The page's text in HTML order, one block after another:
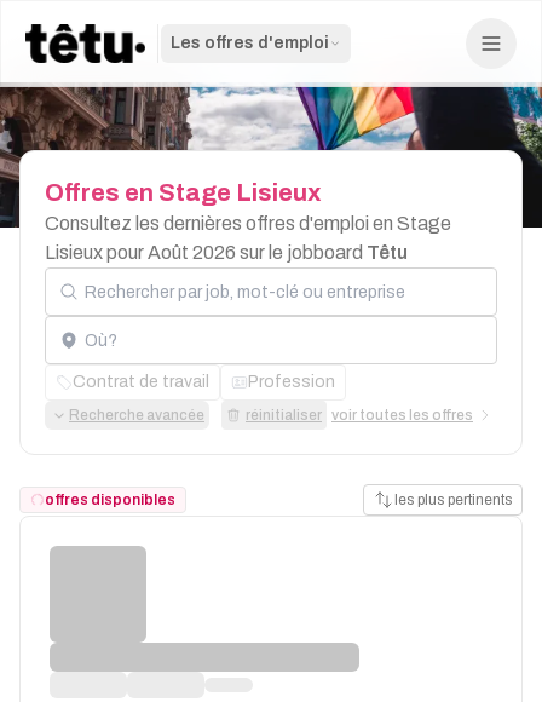
Les offres d'emploi
Offres en Stage Lisieux
Consultez les dernières offres d'emploi en Stage
Lisieux pour Août 2026 sur le jobboard Têtu
Rechercher par job, mot-clé ou entreprise
Localisation
Contrat de travail Profession
Recherche avancée réinitialiser voir toutes les offres
offres disponibles les plus pertinents